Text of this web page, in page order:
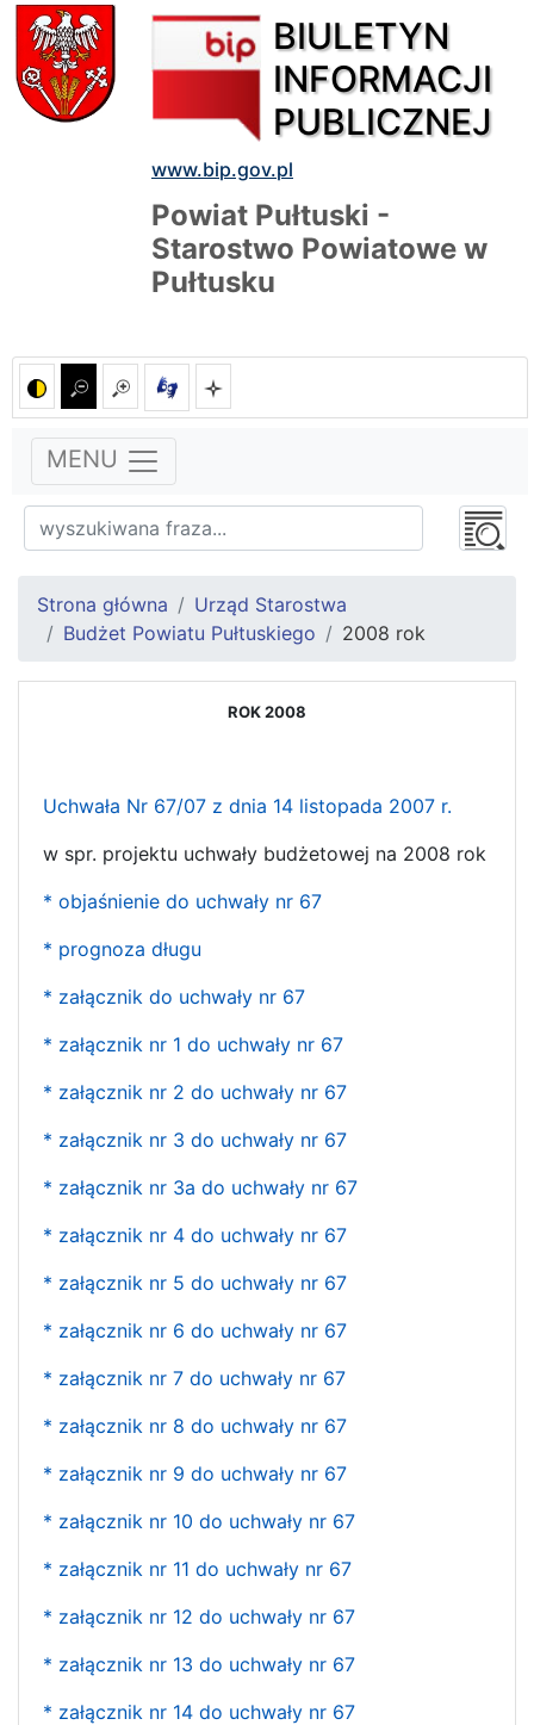
BIULETYN
INFORMACJI
PUBLICZNEJ
www.bip.gov.pl
Powiat Pułtuski -
Starostwo Powiatowe w
Pułtusku
MENU
Strona główna
Urząd Starostwa
Budżet Powiatu Pułtuskiego
2008 rok
ROK 2008
Uchwała Nr 67/07 z dnia 14 listopada 2007 r.
w spr. projektu uchwały budżetowej na 2008 rok
* objaśnienie do uchwały nr 67
* prognoza długu
* załącznik do uchwały nr 67
* załącznik nr 1 do uchwały nr 67
* załącznik nr 2 do uchwały nr 67
* załącznik nr 3 do uchwały nr 67
* załącznik nr 3a do uchwały nr 67
* załącznik nr 4 do uchwały nr 67
* załącznik nr 5 do uchwały nr 67
* załącznik nr 6 do uchwały nr 67
* załącznik nr 7 do uchwały nr 67
* załącznik nr 8 do uchwały nr 67
* załącznik nr 9 do uchwały nr 67
* załącznik nr 10 do uchwały nr 67
* załącznik nr 11 do uchwały nr 67
* załącznik nr 12 do uchwały nr 67
* załącznik nr 13 do uchwały nr 67
* załącznik nr 14 do uchwały nr 67